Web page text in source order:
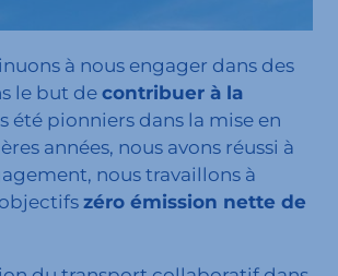
à nous engager dans des
le but de contribuer à la
été pionniers dans la mise en
années, nous avons réussi à
nous travaillons à
zéro émission nette de